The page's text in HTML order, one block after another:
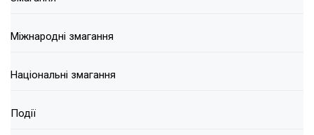
Міжнародні змагання
Національні змагання
Події